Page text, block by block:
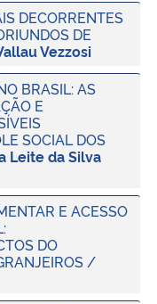
DECORRENTES
DE
Vezzosi
BRASIL: AS
E
SOCIAL DOS
Leite da Silva
E ACESSO
DO
/